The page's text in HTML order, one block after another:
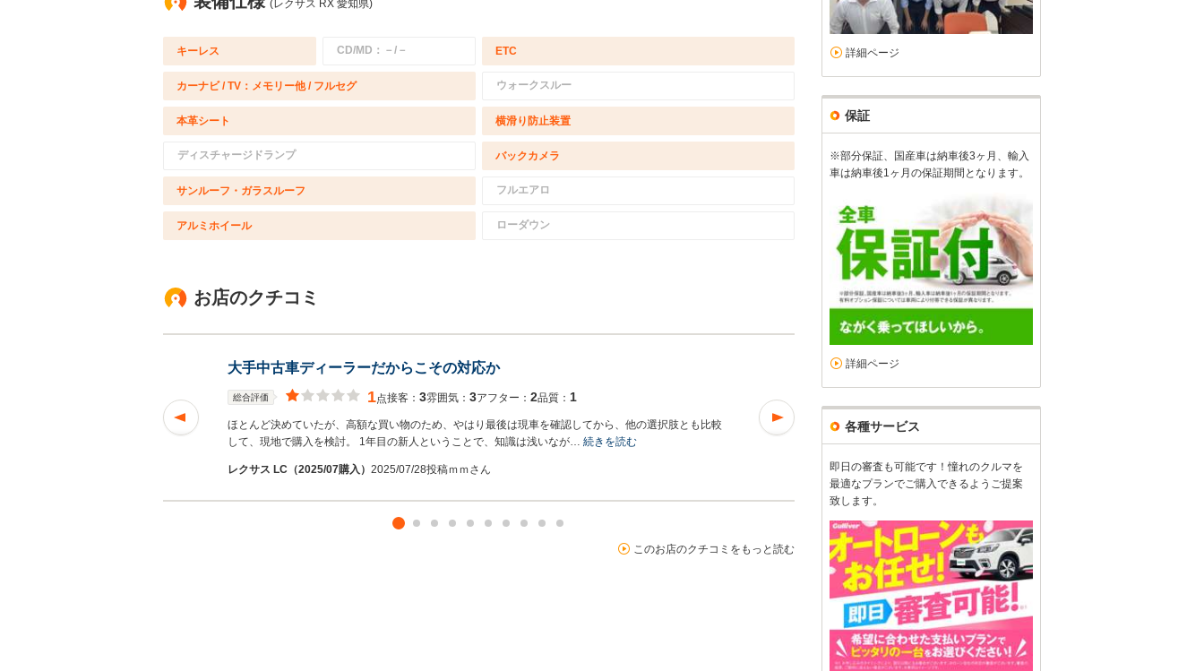
(レクサス RX 愛知県)
キーレス CD/MD：－/－ ETC
カーナビ / TV：メモリー他 / フルセグ ウォークスルー
本革シート 横滑り防止装置
ディスチャージドランプ バックカメラ
サンルーフ・ガラスルーフ フルエアロ
アルミホイール ローダウン
お店のクチコミ
大手中古車ディーラーだからこその対応か
総合評価 1点接客： 3雰囲気： 3アフター： 2品質： 1
ほとんど決めていたが、高額な買い物のため、やはり最後は現車を確認してから、他の選択肢とも比較
して、現地で購入を検討。 1年目の新人ということで、知識は浅いなが… 続きを読む
レクサス LC（2025/07購入） 2025/07/28投稿ｍｍさん
店員さんが良かった
おすすめ事項や、接客態度が凄く良かったです。 アフターフォローも
すく説明してもらえてたすかりました。時間のない自分にも、LINE
スズキ ジムニー（2025/01購入）2025/02/02投稿
このお店のクチコミをもっと読む
詳細ページ
保証
※部分保証、国産車は納車後3ヶ月、輸入
車は納車後1ヶ月の保証期間となります。
詳細ページ
各種サービス
即日の審査も可能です！憧れのクルマを
最適なプランでご購入できるようご提案
致します。